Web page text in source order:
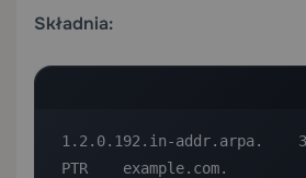
Składnia:
1.2.0.192.in-addr.arpa.
PTR    example.com.